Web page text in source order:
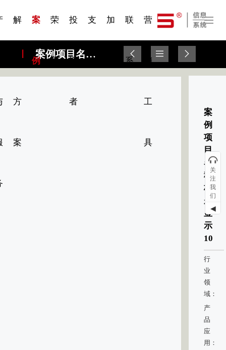
解
方
案
案
例
荣
誉
投
资
者
支
持
加
联
系
营
销
工
具
案例项目名称|标题显示10
案
例
项
目
名
称|
标
题
显
示
10
行
业
领
域：
产
品
应
用：
关
注
我
们
◀